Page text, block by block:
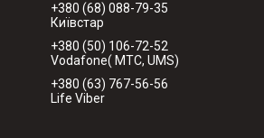
+380 (68) 088-79-35
Київстар
+380 (50) 106-72-52
Vodafone( МТС, UMS)
+380 (63) 767-56-56
Life Viber